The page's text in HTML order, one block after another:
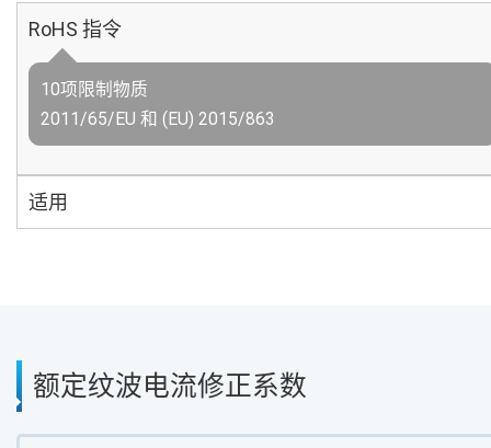
RoHS 指令
10项限制物质
2011/65/EU 和 (EU) 2015/863
适用
额定纹波电流修正系数